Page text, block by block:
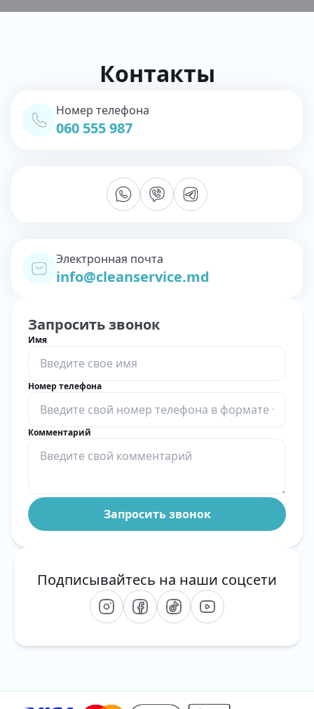
Контакты
Номер телефона
060 555 987
Электронная почта
info@cleanservice.md
Запросить звонок
Имя
Номер телефона
Комментарий
Подписывайтесь на наши соцсети